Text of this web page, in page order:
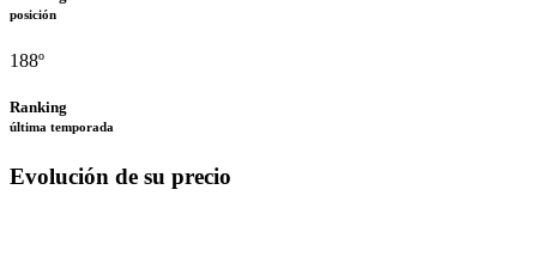
posición
188º
Ranking
última temporada
Evolución de su precio